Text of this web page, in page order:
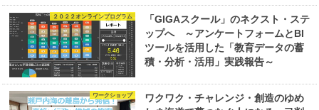
２０２２オンラインプログラム
「GIGAスクール」のネクスト・ステ
ップへ ～アンケートフォームとBI
ツールを活用した「教育データの蓄
積・分析・活用」実践報告～
ワークショップ
ワクワク・チャレンジ・創造のゆめ